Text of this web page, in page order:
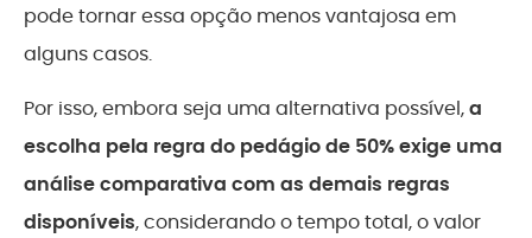
pode tornar essa opção menos vantajosa em
alguns casos.
Por isso, embora seja uma alternativa possível,a
escolha pela regra do pedágio de 50% exige uma
análise comparativa com as demais regras
disponíveis, considerando o tempo total, o valor